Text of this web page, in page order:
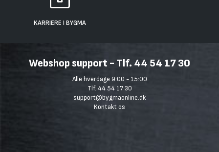
KARRIERE I BYGMA
Webshop support - Tlf. 44 54 17 30
Alle hverdage 9:00 - 15:00
Tlf. 44 54 17 30
support@bygmaonline.dk
Kontakt os